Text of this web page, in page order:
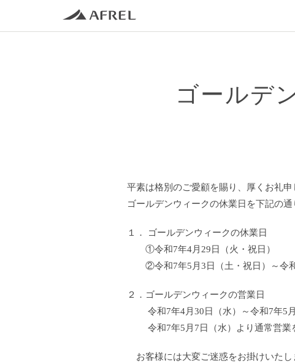
ゴールデ
平素は格別のご愛顧を賜り、厚くお礼申
ゴールデンウィークの休業日を下記の通
１． ゴールデンウィークの休業日
①令和7年4月29日（火・祝日）
②令和7年5月3日（土・祝日）～令
２．ゴールデンウィークの営業日
令和7年4月30日（水）～令和7年5月
令和7年5月7日（水）より通常営業
お客様には大変ご迷惑をお掛けいたし